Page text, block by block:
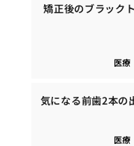
矯正後のブラック
医療
気になる前歯2本の
医療